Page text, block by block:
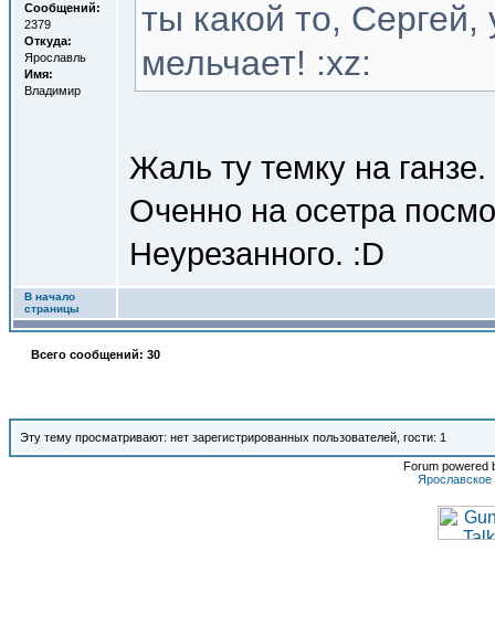
Сообщений:
2379
Откуда:
Ярославль
Имя:
Владимир
ты какой то, Сергей,
мельчает! :xz:
Жаль ту темку на ганзе.
Оченно на осетра
Неурезанного. :D
В начало
страницы
Всего сообщений: 30
Эту тему просматривают: нет зарегистрированных пользователей, гости: 1
Forum powered